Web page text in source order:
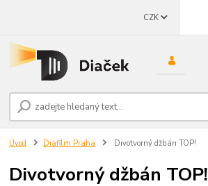
CZK
Úvod Diafilm Praha Divotvorný džbán TOP!
Divotvorný džbán TOP!